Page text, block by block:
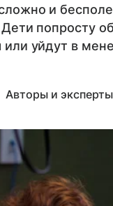
и
попросту
или уйдут в
Авторы и эксперты